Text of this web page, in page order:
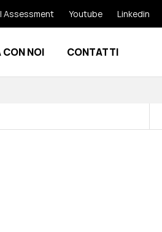
Assessment Youtube Linkedin
Show submenu for Chi siamo
CON NOI CONTATTI